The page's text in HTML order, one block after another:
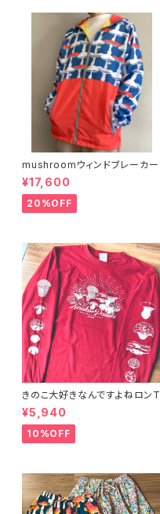
mushroomウィンドブレーカー
¥17,600
20%OFF
きのこ大好きなんですよねロンT
¥5,940
10%OFF